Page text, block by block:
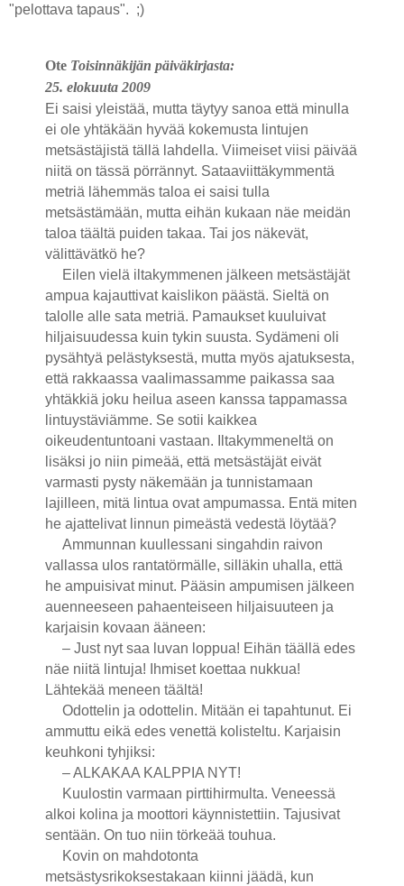
"pelottava tapaus". ;)
Ote Toisinnäkijän päiväkirjasta:
25. elokuuta 2009
Ei saisi yleistää, mutta täytyy sanoa että minulla
ei ole yhtäkään hyvää kokemusta lintujen
metsästäjistä tällä lahdella. Viimeiset viisi päivää
niitä on tässä pörrännyt. Sataaviittäkymmentä
metriä lähemmäs taloa ei saisi tulla
metsästämään, mutta eihän kukaan näe meidän
taloa täältä puiden takaa. Tai jos näkevät,
välittävätkö he?
Eilen vielä iltakymmenen jälkeen metsästäjät
ampua kajauttivat kaislikon päästä. Sieltä on
talolle alle sata metriä. Pamaukset kuuluivat
hiljaisuudessa kuin tykin suusta. Sydämeni oli
pysähtyä pelästyksestä, mutta myös ajatuksesta,
että rakkaassa vaalimassamme paikassa saa
yhtäkkiä joku heilua aseen kanssa tappamassa
lintuystäviämme. Se sotii kaikkea
oikeudentuntoani vastaan. Iltakymmeneltä on
lisäksi jo niin pimeää, että metsästäjät eivät
varmasti pysty näkemään ja tunnistamaan
lajilleen, mitä lintua ovat ampumassa. Entä miten
he ajattelivat linnun pimeästä vedestä löytää?
Ammunnan kuullessani singahdin raivon
vallassa ulos rantatörmälle, silläkin uhalla, että
he ampuisivat minut. Pääsin ampumisen jälkeen
auenneeseen pahaenteiseen hiljaisuuteen ja
karjaisin kovaan ääneen:
– Just nyt saa luvan loppua! Eihän täällä edes
näe niitä lintuja! Ihmiset koettaa nukkua!
Lähtekää meneen täältä!
Odottelin ja odottelin. Mitään ei tapahtunut. Ei
ammuttu eikä edes venettä kolisteltu. Karjaisin
keuhkoni tyhjiksi:
– ALKAKAA KALPPIA NYT!
Kuulostin varmaan pirttihirmulta. Veneessä
alkoi kolina ja moottori käynnistettiin. Tajusivat
sentään. On tuo niin törkeää touhua.
Kovin on mahdotonta
metsästysrikoksestakaan kiinni jäädä, kun